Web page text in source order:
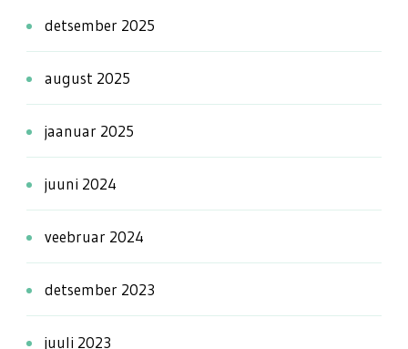
detsember 2025
august 2025
jaanuar 2025
juuni 2024
veebruar 2024
detsember 2023
juuli 2023